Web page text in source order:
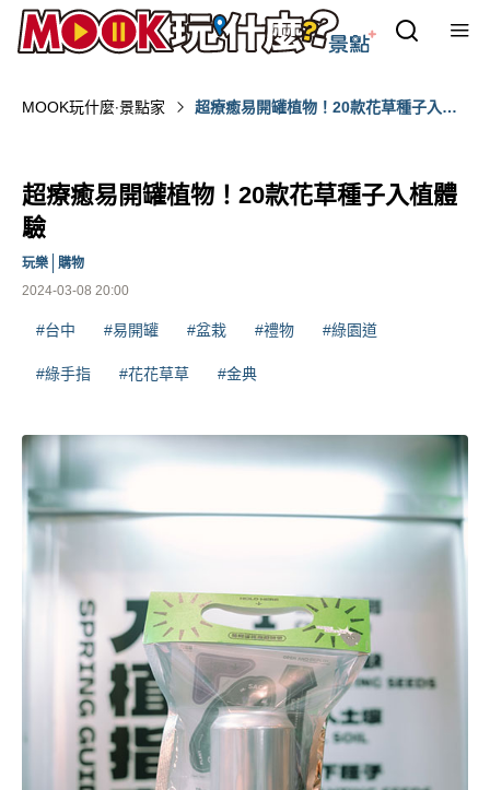
MOOK玩什麼‧景點家
超療癒易開罐植物！20款花草種子入植
超療癒易開罐植物！20款花草種子入植體
驗
2024-03-08 20:00
玩樂 購物
#台中 #易開罐 #盆栽 #禮物 #綠園道
#綠手指 #花花草草 #金典